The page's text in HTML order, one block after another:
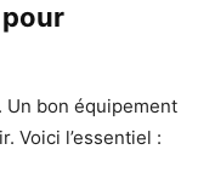
bon équipement
Voici l’essentiel :